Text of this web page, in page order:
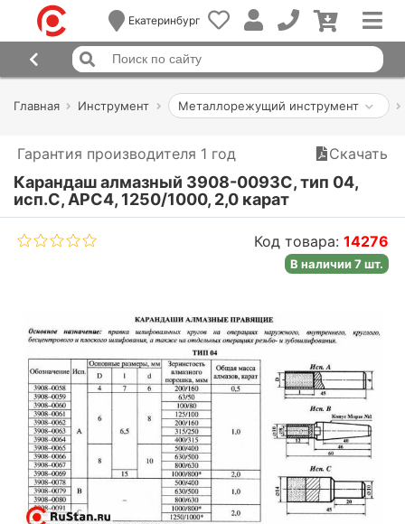
Екатеринбург
Главная Инструмент Металлорежущий инструмент
Гарантия производителя 1 год Скачать
Карандаш алмазный 3908-0093C, тип 04,
исп.С, АРС4, 1250/1000, 2,0 карат
Код товара:14276
В наличии 7 шт.